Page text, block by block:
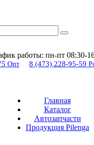
работы: пн-пт 08:30-
Опт 8 (473) 228-95-59
Главная
Каталог
Автозапчасти
Продукция Pilenga